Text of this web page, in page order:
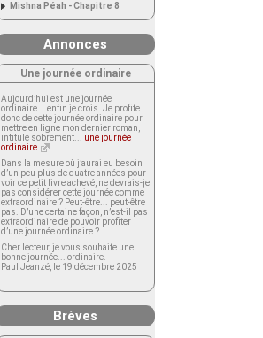
Mishna Péah - Chapitre 8
Annonces
Une journée ordinaire
Aujourd’hui est une journée
ordinaire... enfin je crois. Je profite
donc de cette journée ordinaire pour
mettre en ligne mon dernier roman,
intitulé sobrement... une journée
ordinaire
Dans la mesure où j’aurai eu besoin
d’un peu plus de quatre années pour
voir ce petit livre achevé, ne devrais-je
pas considérer cette journée comme
extraordinaire ? Peut-être... peut-être
pas. D’une certaine façon, n’est-il pas
extraordinaire de pouvoir profiter
d’une journée ordinaire ?
Cher lecteur, je vous souhaite une
bonne journée... ordinaire.
Paul Jeanzé, le 19 décembre 2025
Brèves